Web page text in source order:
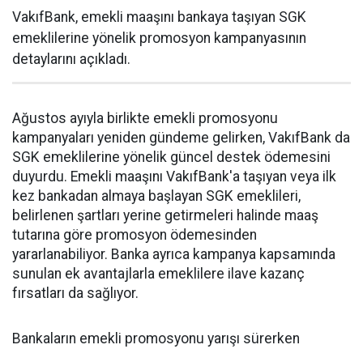
VakıfBank, emekli maaşını bankaya taşıyan SGK
emeklilerine yönelik promosyon kampanyasının
detaylarını açıkladı.
Ağustos ayıyla birlikte emekli promosyonu
kampanyaları yeniden gündeme gelirken, VakıfBank da
SGK emeklilerine yönelik güncel destek ödemesini
duyurdu. Emekli maaşını VakıfBank'a taşıyan veya ilk
kez bankadan almaya başlayan SGK emeklileri,
belirlenen şartları yerine getirmeleri halinde maaş
tutarına göre promosyon ödemesinden
yararlanabiliyor. Banka ayrıca kampanya kapsamında
sunulan ek avantajlarla emeklilere ilave kazanç
fırsatları da sağlıyor.
Bankaların emekli promosyonu yarışı sürerken